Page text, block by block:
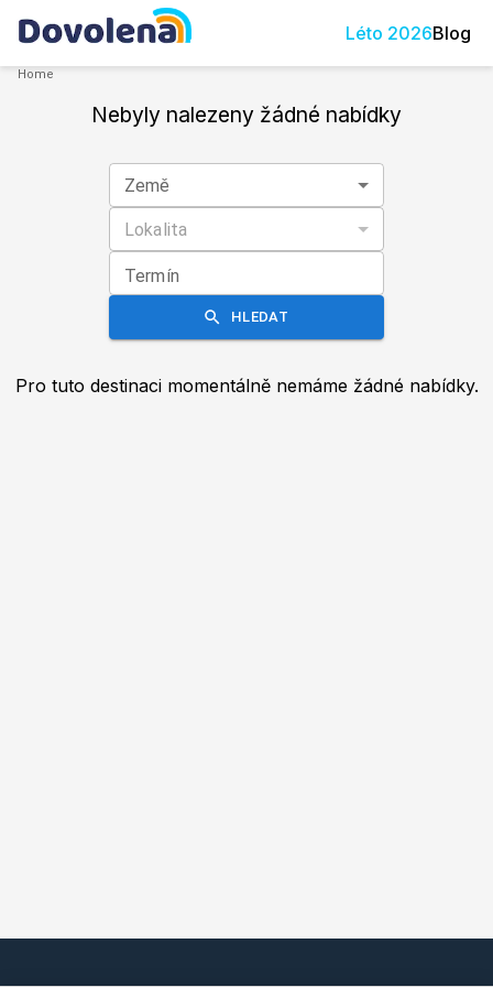
Léto 2026Blog
Home
Nebyly nalezeny žádné nabídky
Země
Lokalita
Termín
HLEDAT
Pro tuto destinaci momentálně nemáme žádné nabídky.